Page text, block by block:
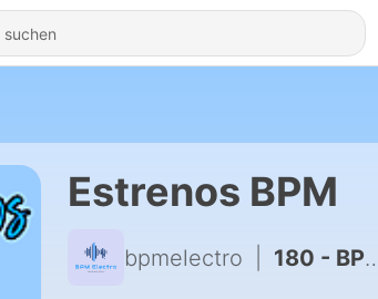
Estrenos BPM
bpmelectro 180 - BPM Electro - Estrenos 30 (2020-09-21)